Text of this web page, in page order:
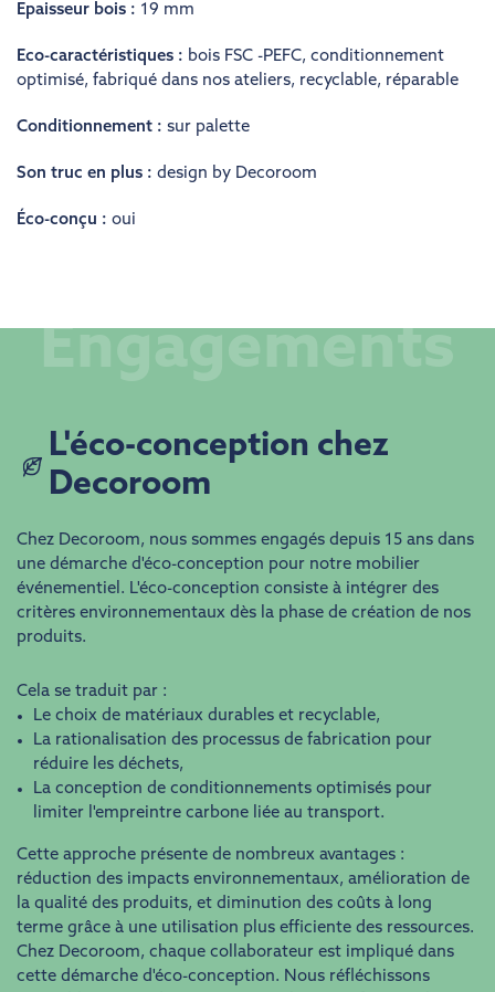
Epaisseur bois : 19 mm
Eco-caractéristiques : bois FSC -PEFC, conditionnement
optimisé, fabriqué dans nos ateliers, recyclable, réparable
Conditionnement : sur palette
Son truc en plus : design by Decoroom
Éco-conçu : oui
​​L'éco-conception chez
Decoroom
Chez Decoroom, nous sommes engagés depuis 15 ans dans
une démarche d'éco-conception pour notre mobilier
événementiel. L'éco-conception consiste à intégrer des
critères environnementaux dès la phase de création de nos
produits.
Cela se traduit par :
Le choix de matériaux durables et recyclable,
La rationalisation des processus de fabrication pour
réduire les déchets,
La conception de conditionnements optimisés pour
limiter l'empreintre carbone liée au transport.
Cette approche présente de nombreux avantages :
réduction des impacts environnementaux, amélioration de
la qualité des produits, et diminution des coûts à long
terme grâce à une utilisation plus efficiente des ressources.
Chez Decoroom, chaque collaborateur est impliqué dans
cette démarche d'éco-conception. Nous réfléchissons